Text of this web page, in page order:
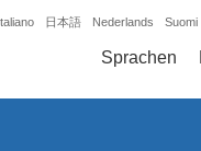
日本語 Nederlands Suomi
Sprachen